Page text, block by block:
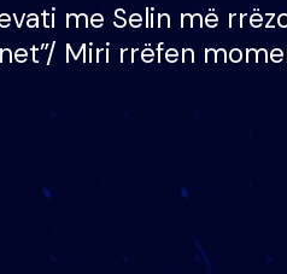
me Selin më
Miri rrëfen
zilja e mëngjesit